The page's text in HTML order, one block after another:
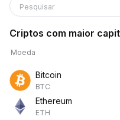
Pesquisar
Criptos com maior
Moeda
Bitcoin
BTC
Ethereum
ETH